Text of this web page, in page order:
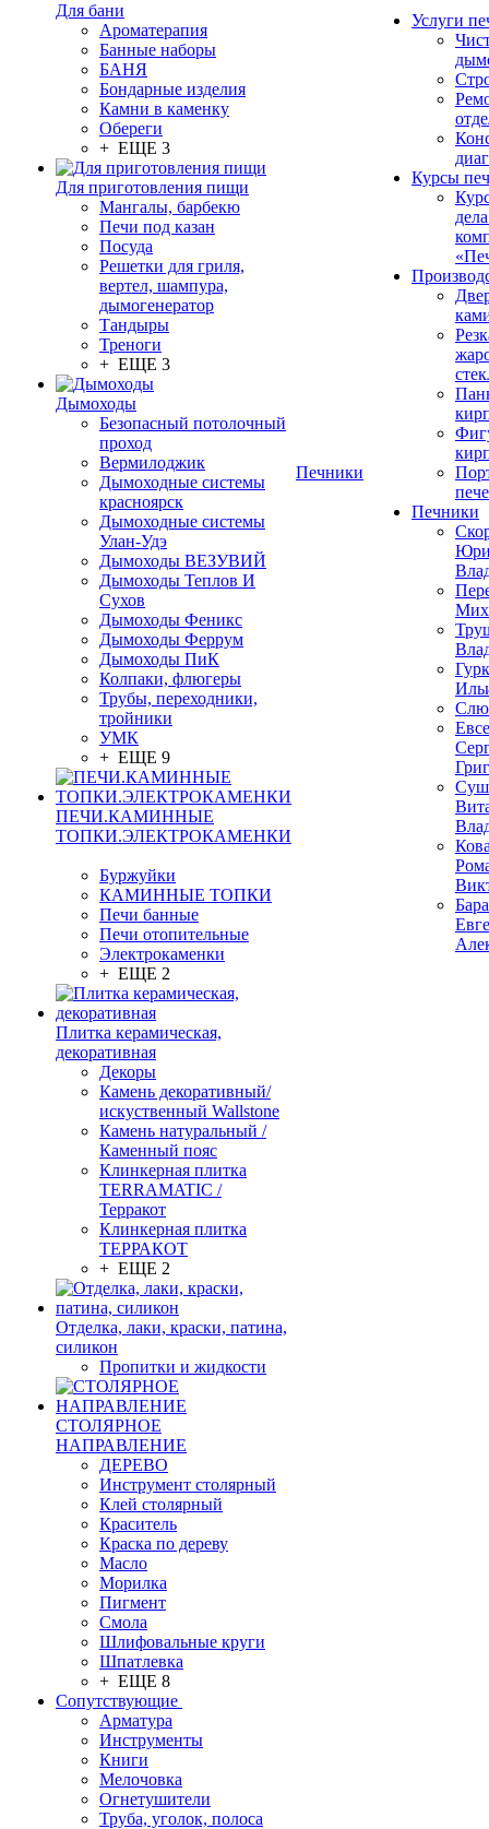
Для бани
Ароматерапия
Банные наборы
БАНЯ
Бондарные изделия
Камни в каменку
Обереги
+ ЕЩЕ 3
Для приготовления пищи
Мангалы, барбекю
Печи под казан
Посуда
Решетки для гриля,
вертел, шампура,
дымогенератор
Тандыры
Треноги
+ ЕЩЕ 3
Дымоходы
Безопасный потолочный
проход
Вермилоджик
Дымоходные системы
красноярск
Дымоходные системы
Улан-Удэ
Дымоходы ВЕЗУВИЙ
Дымоходы Теплов И
Сухов
Дымоходы Феникс
Дымоходы Феррум
Дымоходы ПиК
Колпаки, флюгеры
Трубы, переходники,
тройники
УМК
+ ЕЩЕ 9
ПЕЧИ.КАМИННЫЕ
ТОПКИ.ЭЛЕКТРОКАМЕНКИ
Буржуйки
КАМИННЫЕ ТОПКИ
Печи банные
Печи отопительные
Электрокаменки
+ ЕЩЕ 2
Плитка керамическая,
декоративная
Декоры
Камень декоративный/
искуственный Wallstone
Камень натуральный /
Каменный пояс
Клинкерная плитка
TERRAMATIC /
Терракот
Клинкерная плитка
ТЕРРАКОТ
+ ЕЩЕ 2
Отделка, лаки, краски, патина,
силикон
Пропитки и жидкости
СТОЛЯРНОЕ
НАПРАВЛЕНИЕ
ДЕРЕВО
Инструмент столярный
Клей столярный
Краситель
Краска по дереву
Масло
Морилка
Пигмент
Смола
Шлифовальные круги
Шпатлевка
+ ЕЩЕ 8
Сопутствующие
Арматура
Инструменты
Книги
Мелочовка
Огнетушители
Труба, уголок, полоса
Печники
Услуги
Курсы
Печники